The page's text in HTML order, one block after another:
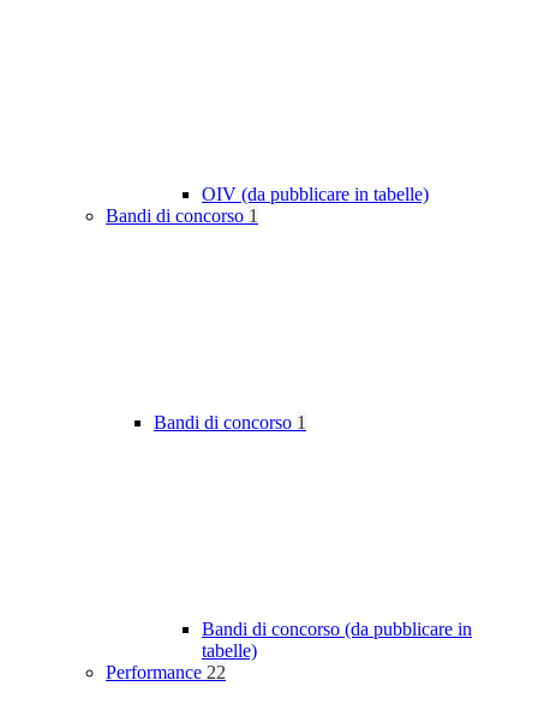
OIV (da pubblicare in tabelle)
Bandi di concorso 1
Bandi di concorso 1
Bandi di concorso (da pubblicare in
tabelle)
Performance 22